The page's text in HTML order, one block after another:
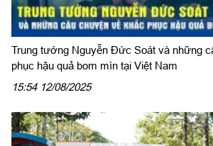
Trung tướng Nguyễn Đức Soát và những
phục hậu quả bom mìn tại Việt Nam
15:54 12/08/2025